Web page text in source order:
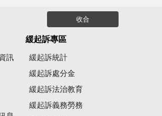
收合
訊
緩起訴專區
緩起訴統計
緩起訴處分金
緩起訴法治教育
緩起訴義務勞務